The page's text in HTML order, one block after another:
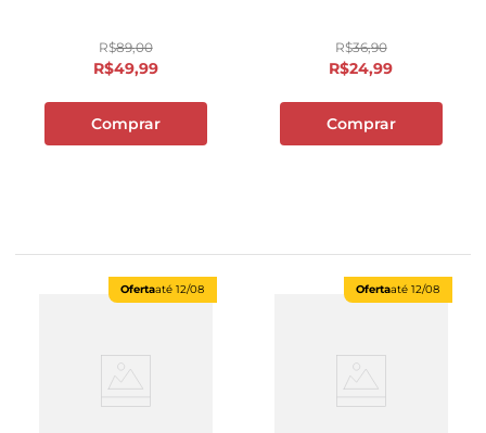
R$89,00
R$49,99
Comprar
R$36,90
R$24,99
Comprar
Ofertaaté 12/08 Ofertaaté 12/08